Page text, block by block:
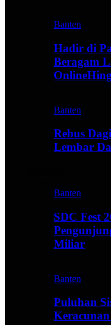
Banten
Hadir di
Beragam
Banten
Rebus
Lembar
Banten
SDC Fest
Miliar
Banten
Puluhan